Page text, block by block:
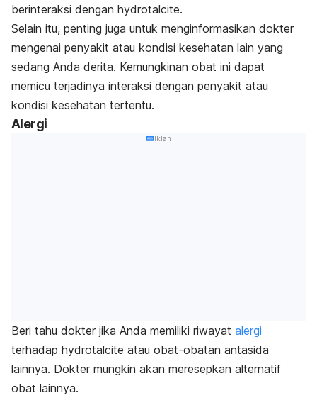
berinteraksi dengan hydrotalcite.
Selain itu, penting juga untuk menginformasikan dokter
mengenai penyakit atau kondisi kesehatan lain yang
sedang Anda derita. Kemungkinan obat ini dapat
memicu terjadinya interaksi dengan penyakit atau
kondisi kesehatan tertentu.
Alergi
Iklan
Beri tahu dokter jika Anda memiliki riwayat alergi
terhadap hydrotalcite atau obat-obatan antasida
lainnya. Dokter mungkin akan meresepkan alternatif
obat lainnya.